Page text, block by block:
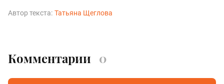
Автор текста: Татьяна Щеглова
Комментарии 0